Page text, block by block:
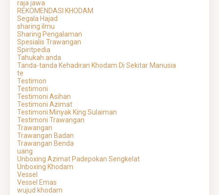
raja jawa
REKOMENDASI KHODAM
Segala Hajad
sharing ilmu
Sharing Pengalaman
Spesialis Trawangan
Spiritpedia
Tahukah anda
Tanda-tanda Kehadiran Khodam Di Sekitar Manusia
te
Testimon
Testimoni
Testimoni Asihan
Testimoni Azimat
Testimoni Minyak King Sulaiman
Testimoni Trawangan
Trawangan
Trawangan Badan
Trawangan Benda
uang
Unboxing Azimat Padepokan Sengkelat
Unboxing Khodam
Vessel
Vessel Emas
wujud khodam